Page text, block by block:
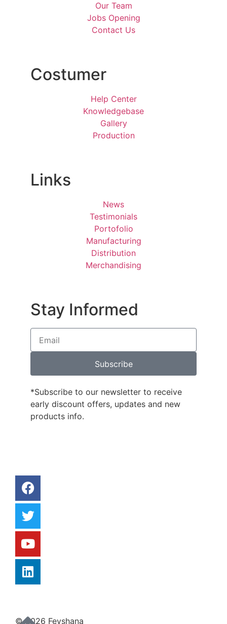
Our Team
Jobs Opening
Contact Us
Costumer
Help Center
Knowledgebase
Gallery
Production
Links
News
Testimonials
Portofolio
Manufacturing
Distribution
Merchandising
Stay Informed
Subscribe
*Subscribe to our newsletter to receive
early discount offers, updates and new
products info.
© 2026 Feyshana